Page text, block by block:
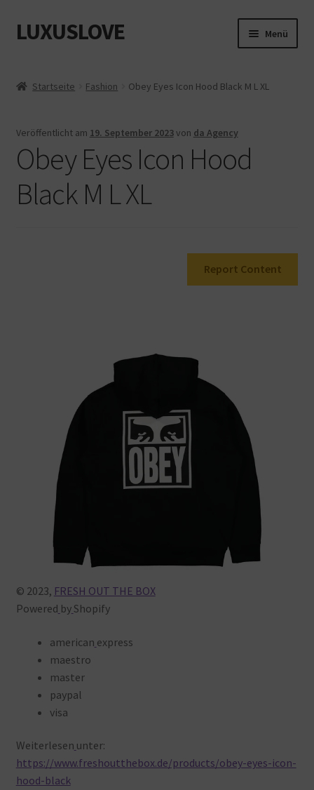
Zur
Navigation
Zum
Inhalt
LUXUSLOVE Menü
Impressum
Startseite Fashion Obey Eyes Icon Hood Black M L XL
Veröffentlicht am 19. September 2023von da Agency
Obey Eyes Icon Hood
Black M L XL
Report Content
© 2023, FRESH OUT THE BOX
Powered by Shopify
american express
maestro
master
paypal
visa
Weiterlesen unter:
https://www.freshoutthebox.de/products/obey-eyes-icon-
hood-black